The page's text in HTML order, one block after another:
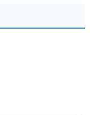
ーリングの休憩に最適で